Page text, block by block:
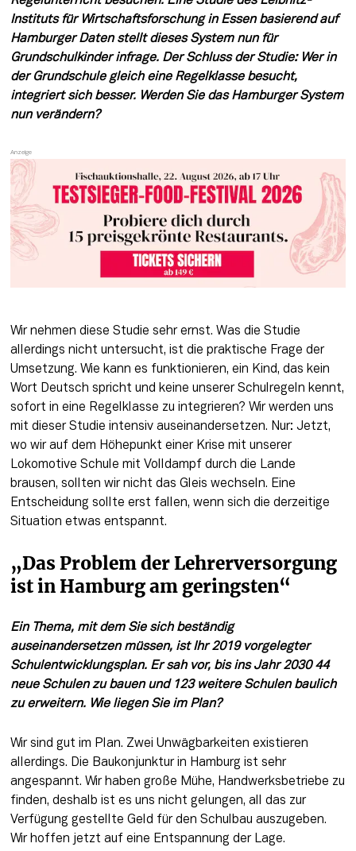
Instituts für Wirtschaftsforschung in Essen basierend auf
Hamburger Daten stellt dieses System nun für
Grundschulkinder infrage. Der Schluss der Studie: Wer in
der Grundschule gleich eine Regelklasse besucht,
integriert sich besser. Werden Sie das Hamburger System
nun verändern?
Wir nehmen diese Studie sehr ernst. Was die Studie
allerdings nicht untersucht, ist die praktische Frage der
Umsetzung. Wie kann es funktionieren, ein Kind, das kein
Wort Deutsch spricht und keine unserer Schulregeln kennt,
sofort in eine Regelklasse zu integrieren? Wir werden uns
mit dieser Studie intensiv auseinandersetzen. Nur: Jetzt,
wo wir auf dem Höhepunkt einer Krise mit unserer
Lokomotive Schule mit Volldampf durch die Lande
brausen, sollten wir nicht das Gleis wechseln. Eine
Entscheidung sollte erst fallen, wenn sich die derzeitige
Situation etwas entspannt.
„Das Problem der Lehrerversorgung
ist in Hamburg am geringsten“
Ein Thema, mit dem Sie sich beständig
auseinandersetzen müssen, ist Ihr 2019 vorgelegter
Schulentwicklungsplan. Er sah vor, bis ins Jahr 2030 44
neue Schulen zu bauen und 123 weitere Schulen baulich
zu erweitern. Wie liegen Sie im Plan?
Wir sind gut im Plan. Zwei Unwägbarkeiten existieren
allerdings. Die Baukonjunktur in Hamburg ist sehr
angespannt. Wir haben große Mühe, Handwerksbetriebe zu
finden, deshalb ist es uns nicht gelungen, all das zur
Verfügung gestellte Geld für den Schulbau auszugeben.
Wir hoffen jetzt auf eine Entspannung der Lage.